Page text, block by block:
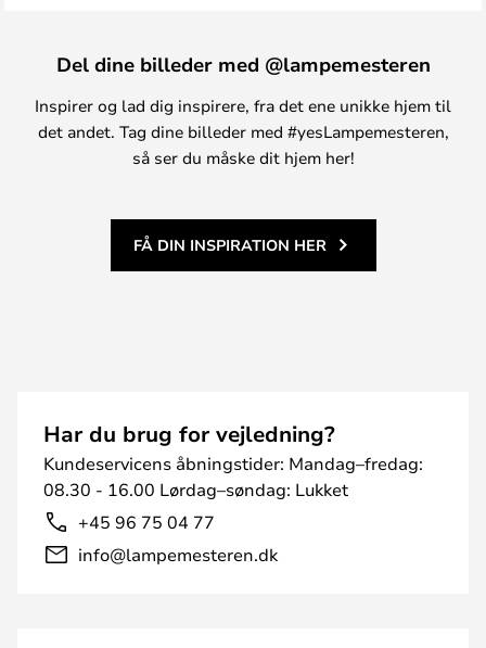
Del dine billeder med @lampemesteren
Inspirer og lad dig inspirere, fra det ene unikke hjem til
det andet. Tag dine billeder med #yesLampemesteren,
så ser du måske dit hjem her!
FÅ DIN INSPIRATION HER
Har du brug for vejledning?
Kundeservicens åbningstider: Mandag–fredag:
08.30 - 16.00 Lørdag–søndag: Lukket
+45 96 75 04 77
info@lampemesteren.dk